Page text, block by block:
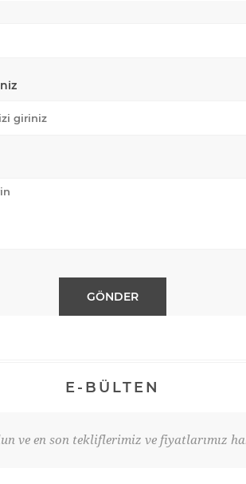
E-BÜLTEN
ve en son tekliflerimiz ve fiyatlarımız